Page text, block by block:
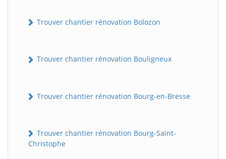
Trouver chantier rénovation Bolozon
Trouver chantier rénovation Bouligneux
Trouver chantier rénovation Bourg-en-Bresse
Trouver chantier rénovation Bourg-Saint-
Christophe